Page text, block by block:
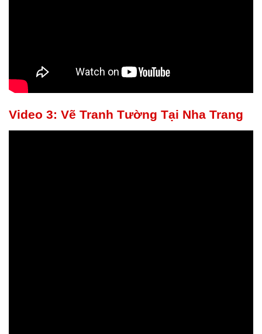
Video 3: Vẽ Tranh Tường Tại Nha Trang